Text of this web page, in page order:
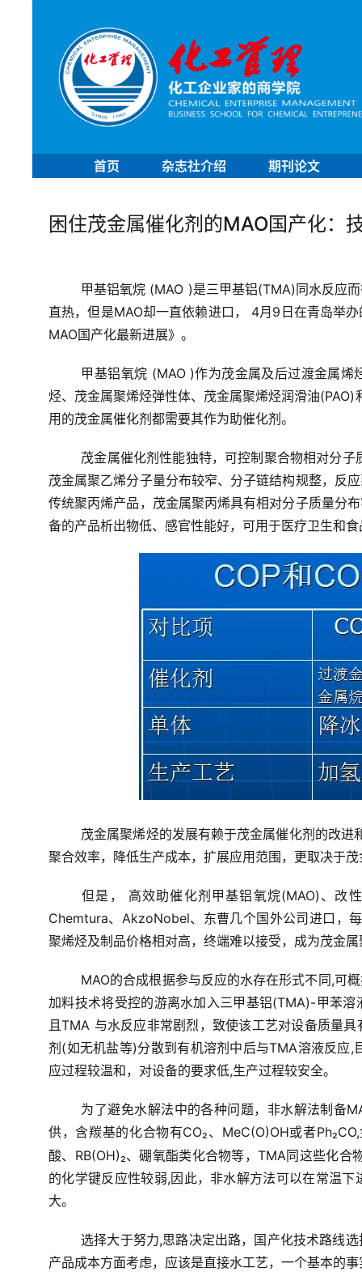
首页 杂志社介绍 期刊论文
困住茂金属催化剂的MAO国产化：
甲基铝氧烷 (MAO )是三甲基铝(TMA)同水反应
直热，但是MAO却一直依赖进口， 4月9日在青岛举
MAO国产化最新进展》。
甲基铝氧烷 (MAO )作为茂金属及后过渡金属
烃、茂金属聚烯烃弹性体、茂金属聚烯烃润滑油
用的茂金属催化剂都需要其作为助催化剂。
茂金属催化剂性能独特，可控制聚合物相对分
茂金属聚乙烯分子量分布较窄、分子链结构规整，反
传统聚丙烯产品，茂金属聚丙烯具有相对分子质量分
备的产品析出物低、感官性能好，可用于医疗卫生和
茂金属聚烯烃的发展有赖于茂金属催化剂的改
聚合效率，降低生产成本，扩展应用范围，更取决于
但是， 高效助催化剂甲基铝氧烷(MAO)、改
Chemtura、AkzoNobel、东曹几个国外公司进口，
聚烯烃及制品价格相对高，终端难以接受，成为茂金
MAO的合成根据参与反应的水存在形式不同,可
加料技术将受控的游离水加入三甲基铝(TMA)-甲苯
且TMA 与水反应非常剧烈，致使该工艺对设备质量
剂(如无机盐等)分散到有机溶剂中后与TMA溶液反应
应过程较温和，对设备的要求低,生产过程较安全。
为了避免水解法中的各种问题，非水解法制备
供，含羰基的化合物有CO₂、MeC(O)OH或者
酸、RB(OH)₂、硼氧酯类化合物等，TMA同这些化
的化学键反应性较弱,因此，非水解方法可以在常温
大。
选择大于努力,思路决定出路，国产化技术路线
产品成本方面考虑，应该是直接水工艺，一个基本的